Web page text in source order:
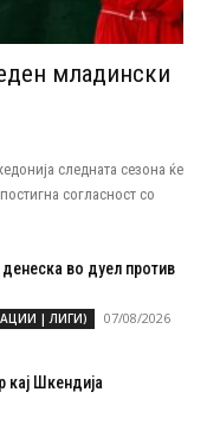
младински
следната сезона ќе
согласност со
во дуел против
| ЛИГИ) 07/08/2026
кај Шкендија